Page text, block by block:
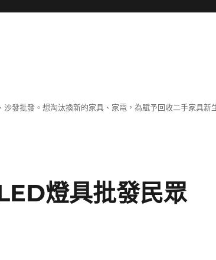
發批發。想淘汰換新的家具、家電，為賦予回收二手家具新
燈具批發民眾